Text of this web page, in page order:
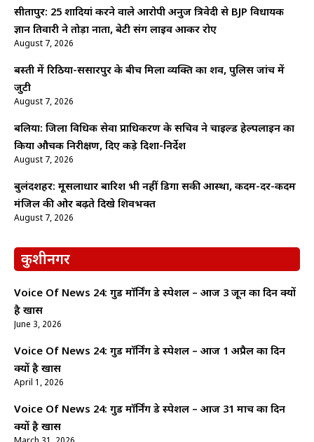
सीतापुर: 25 शादियां करने वाले आरोपी अनुज त्रिवेदी से BJP विधायक
ज्ञान तिवारी ने तोड़ा नाता, बेटी संग लाइव आकर रोए
August 7, 2026
बस्ती में रिठिया-ससारपुर के बीच मिला व्यक्ति का शव, पुलिस जांच में
जुटी
August 7, 2026
बलिया: जिला विधिक सेवा प्राधिकरण के सचिव ने चाइल्ड हेल्पलाइन का
किया औचक निरीक्षण, दिए कड़े दिशा-निर्देश
August 7, 2026
बुलंदशहर: मूसलाधार बारिश भी नहीं डिगा सकी आस्था, कदम-दर-कदम
मंजिल की ओर बढ़ते दिखे शिवभक्त
August 7, 2026
कुशीनगर
Voice Of News 24: गुड माॅर्निंग डे स्पेशल – आज 3 जून का दिन क्यों
है खास
June 3, 2026
Voice Of News 24: गुड माॅर्निंग डे स्पेशल – आज 1 अप्रैल का दिन
क्यों है खास
April 1, 2026
Voice Of News 24: गुड माॅर्निंग डे स्पेशल – आज 31 मार्च का दिन
क्यों है खास